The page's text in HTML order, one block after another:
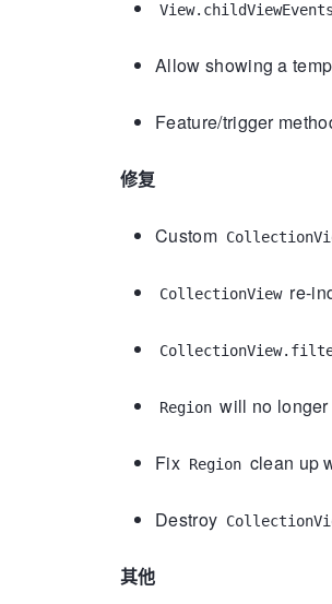
View.childViewEvents
Allow showing a
Feature/trigger
修复
Custom
CollectionView re-
Region will no
Fix Region clean up
Destroy
其他